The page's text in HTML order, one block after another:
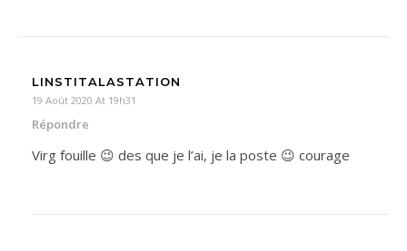
LINSTITALASTATION
19 Août 2020 At 19h31
Répondre
Virg fouille 😉 des que je l’ai, je la poste 😉 courage